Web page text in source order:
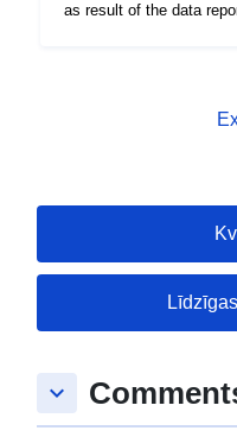
as result of the data
2010/75/EU
reported separately
under IED Art.72.
under the IED are also
keyboard_arrow_down